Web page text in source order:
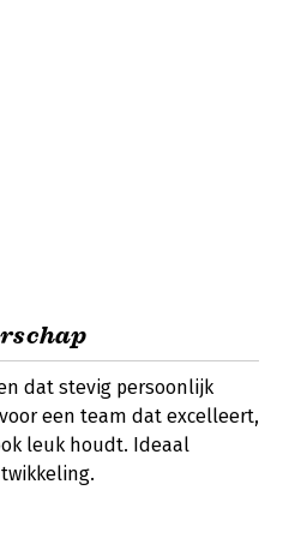
dat stevig persoonlijk
een team dat excelleert,
leuk houdt. Ideaal